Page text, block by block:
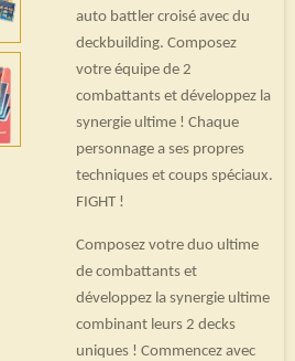
auto battler croisé avec du
deckbuilding. Composez
votre équipe de 2
combattants et développez la
synergie ultime ! Chaque
personnage a ses propres
techniques et coups spéciaux.
FIGHT !
Composez votre duo ultime
de combattants et
développez la synergie ultime
combinant leurs 2 decks
uniques ! Commencez avec